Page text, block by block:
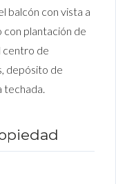
balcón con vista a
con plantación de
centro de
depósito de
techada.